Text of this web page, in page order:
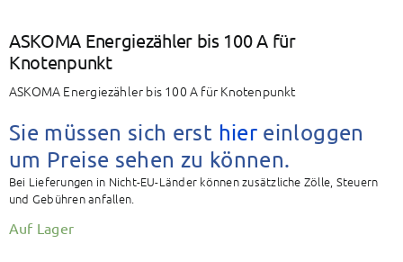
BAETZ Energy
Mein Konto
Warenkorb
ASKOMA Energiezähler bis 100 A für
Knotenpunkt
ASKOMA Energiezähler bis 100 A für Knotenpunkt
Sie müssen sich erst hier einloggen
um Preise sehen zu können.
Bei Lieferungen in Nicht-EU-Länder können zusätzliche Zölle, Steuern
und Gebühren anfallen.
Auf Lager